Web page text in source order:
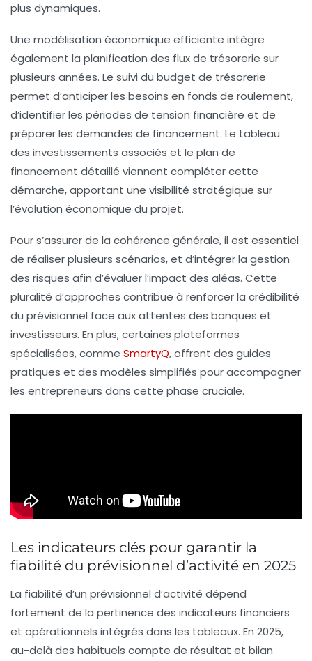
plus dynamiques.
Une modélisation économique efficiente intègre
également la planification des flux de trésorerie sur
plusieurs années. Le suivi du budget de trésorerie
permet d’anticiper les besoins en fonds de roulement,
d’identifier les périodes de tension financière et de
préparer les demandes de financement. Le tableau
des investissements associés et le plan de
financement détaillé viennent compléter cette
démarche, apportant une visibilité stratégique sur
l’évolution économique du projet.
Pour s’assurer de la cohérence générale, il est essentiel
de réaliser plusieurs scénarios, et d’intégrer la gestion
des risques afin d’évaluer l’impact des aléas. Cette
pluralité d’approches contribue à renforcer la crédibilité
du prévisionnel face aux attentes des banques et
investisseurs. En plus, certaines plateformes
spécialisées, comme SmartyQ, offrent des guides
pratiques et des modèles simplifiés pour accompagner
les entrepreneurs dans cette phase cruciale.
Les indicateurs clés pour garantir la
fiabilité du prévisionnel d’activité en 2025
La fiabilité d’un prévisionnel d’activité dépend
fortement de la pertinence des indicateurs financiers
et opérationnels intégrés dans les tableaux. En 2025,
au-delà des habituels compte de résultat et bilan